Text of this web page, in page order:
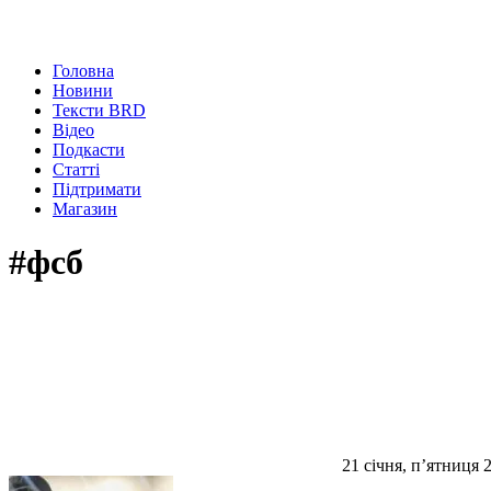
Головна
Новини
Тексти BRD
Відео
Подкасти
Статті
Підтримати
Магазин
#фсб
21 січня, п’ятниця